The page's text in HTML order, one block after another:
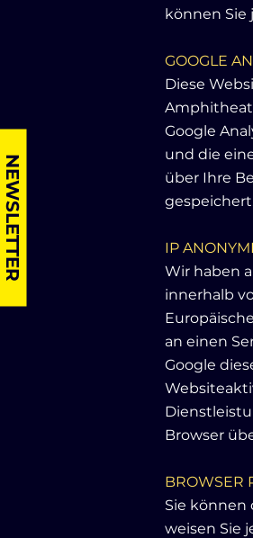
NEWSLETTER
können Sie
GOOGLE
Diese
Google
und die
über Ihre
IP
Wir haben
innerhalb
an einen
Google
Browser
BROWSER
Sie können
weisen Sie